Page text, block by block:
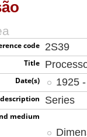
code 2S39
Title
Date(s) 1925
Series
medium